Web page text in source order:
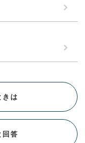
きは
回答